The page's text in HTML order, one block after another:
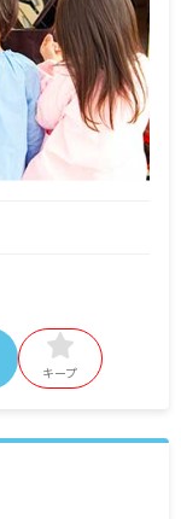
降3,500円
キープ